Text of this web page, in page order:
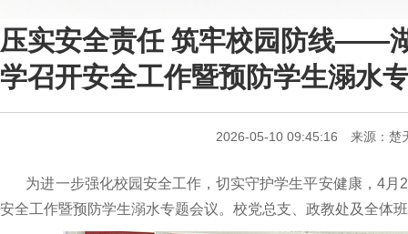
压实安全责任 筑牢校园防线——
学召开安全工作暨预防学生溺水
2026-05-10 09:45:16 来源：楚
为进一步强化校园安全工作，切实守护学生平安健康，4月
安全工作暨预防学生溺水专题会议。校党总支、政教处及全体